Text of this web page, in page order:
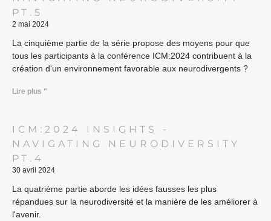
PT.5
2 mai 2024
La cinquième partie de la série propose des moyens pour que
tous les participants à la conférence ICM:2024 contribuent à la
création d'un environnement favorable aux neurodivergents ?
Lire plus "
ICM:2024 INSIGHTS -
NAVIGATING NEURODIVERSITY
PT.4
30 avril 2024
La quatrième partie aborde les idées fausses les plus
répandues sur la neurodiversité et la manière de les améliorer à
l'avenir.